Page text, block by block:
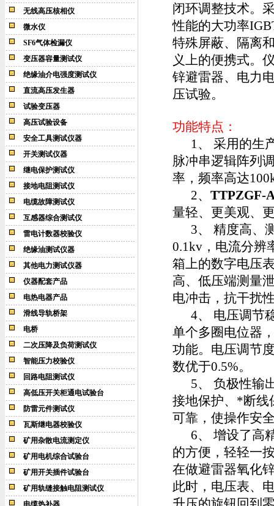
无线高压核相仪
微水仪
SF6气体检漏仪
变压器容量测试仪
绝缘油介电强度测试仪
直流高压发生器
试验变压器
高压试验设备
安全工具测试仪器
开关测试仪器
继电保护测试仪
接地电阻测试仪
电缆故障测试仪
互感器综合测试仪
雷电计数器校验仪
绝缘油测试仪器
其他电力测试仪器
仪器配套产品
电热电器产品
滑线导轨桥架
电桥
二次压降及负荷测试仪
智能压力校验仪
回路电阻测试仪
高低压开关柜通电试验台
防雷元件测试仪
瓦斯继电器校验仪
矿用杂散电流测定仪
矿用电机综合试验台
矿用开关插件试验台
矿用轨缝接触电阻测试仪
电缆热补器
闭环调整技术。
性能的大功率
特殊屏蔽、隔离
义上的便携式。
锌避雷器、电力
压试验。
功能特点：
1、 采用的生
脉冲串逻辑阵列
率，频率高达
2、 TTPZGF-
量轻、更美观、
3、 精度高、
0.1kv，电流分辨
箱上的数字电压
高、低压端测量
电冲击，抗干扰
4、 电压调节
单个多圈电位器
功能。电压调节
数优于0.5%。
5、 负极性输
接地保护、*断线
可靠，使操作安
6、 增设了高精
的方便，轻轻一
在做避雷器氧化
此时，电压表、